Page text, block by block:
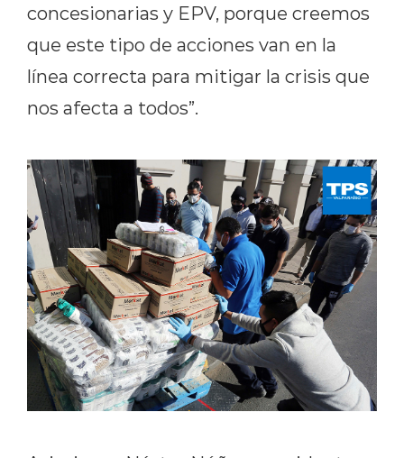
concesionarias y EPV, porque creemos
que este tipo de acciones van en la
línea correcta para mitigar la crisis que
nos afecta a todos”.